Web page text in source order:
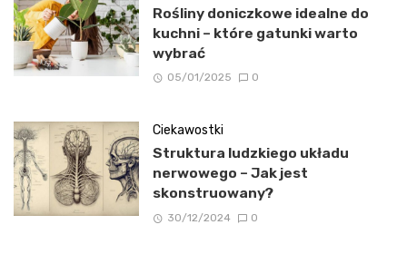
Rośliny doniczkowe idealne do
kuchni – które gatunki warto
wybrać
05/01/2025 0
Ciekawostki
Struktura ludzkiego układu
nerwowego – Jak jest
skonstruowany?
30/12/2024 0